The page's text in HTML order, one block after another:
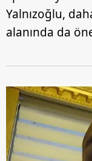
Yalnızoğlu,
alanında da